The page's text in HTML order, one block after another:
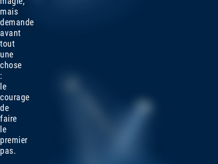
mais
demande
avant
tout
une
chose
:
le
courage
de
faire
le
premier
pas.